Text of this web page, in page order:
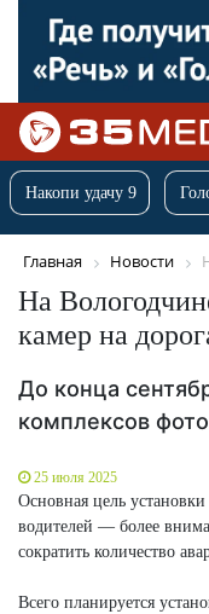
Накопи удачу 9
Главная Новости
На
камер на
До конца
комплексов
25 июля 2025
Основная цель
водителей — более
сократить количество
Всего планируется